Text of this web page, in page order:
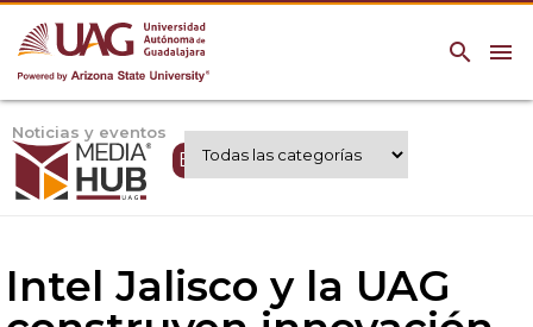
menu
search
Noticias y eventos
Expertos UAG
Intel Jalisco y la UAG